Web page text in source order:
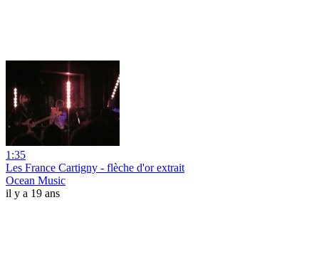
1:35
Les France Cartigny - flèche d'or extrait
Ocean Music
il y a 19 ans